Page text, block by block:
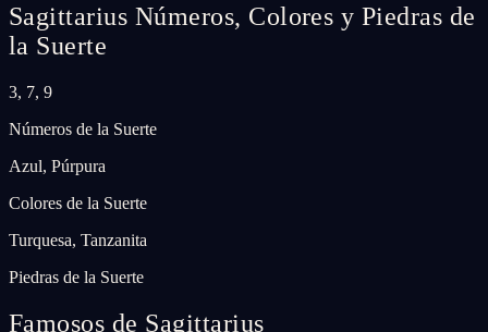
Sagittarius Números, Colores y Piedras de
la Suerte
3, 7, 9
Números de la Suerte
Azul, Púrpura
Colores de la Suerte
Turquesa, Tanzanita
Piedras de la Suerte
Famosos de Sagittarius